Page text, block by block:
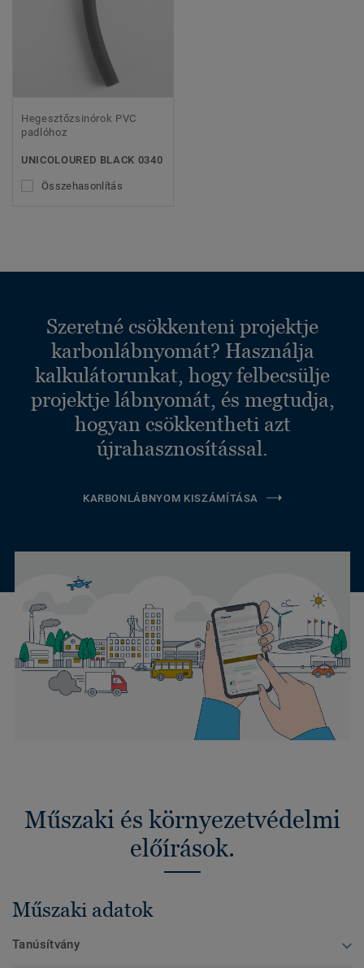
Hegesztőzsinórok PVC
padlóhoz
UNICOLOURED BLACK 0340
Összehasonlítás
Szeretné csökkenteni projektje
karbonlábnyomát? Használja
kalkulátorunkat, hogy felbecsülje
projektje lábnyomát, és megtudja,
hogyan csökkentheti azt
újrahasznosítással.
KARBONLÁBNYOM KISZÁMÍTÁSA
Műszaki és környezetvédelmi
előírások.
Műszaki adatok
Tanúsítvány